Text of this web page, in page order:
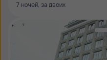
7 ночей, за двоих